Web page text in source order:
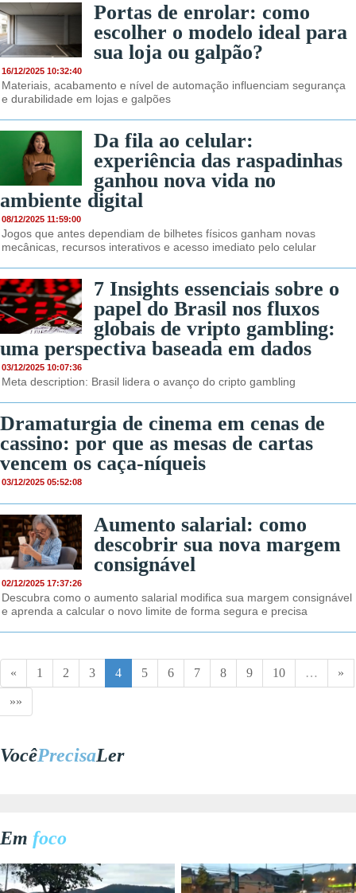
Portas de enrolar: como
escolher o modelo ideal para
sua loja ou galpão?
16/12/2025 10:32:40
Materiais, acabamento e nível de automação influenciam segurança
e durabilidade em lojas e galpões
Da fila ao celular:
experiência das raspadinhas
ganhou nova vida no
ambiente digital
08/12/2025 11:59:00
Jogos que antes dependiam de bilhetes físicos ganham novas
mecânicas, recursos interativos e acesso imediato pelo celular
7 Insights essenciais sobre o
papel do Brasil nos fluxos
globais de vripto gambling:
uma perspectiva baseada em dados
03/12/2025 10:07:36
Meta description: Brasil lidera o avanço do cripto gambling
Dramaturgia de cinema em cenas de
cassino: por que as mesas de cartas
vencem os caça-níqueis
03/12/2025 05:52:08
Aumento salarial: como
descobrir sua nova margem
consignável
02/12/2025 17:37:26
Descubra como o aumento salarial modifica sua margem consignável
e aprenda a calcular o novo limite de forma segura e precisa
« 1 2 3 4 5 6 7 8 9 10 … »
»»
VocêPrecisaLer
Em foco